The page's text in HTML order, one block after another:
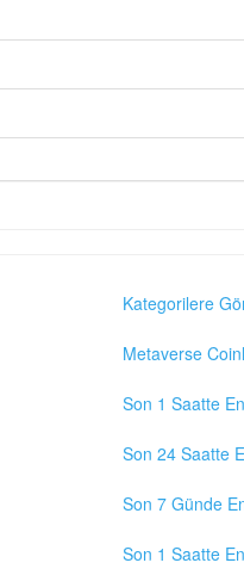
Kategorilere
Metaverse
Son 1 Saatte
Son 24 Saatte
Son 7 Günde
Son 1 Saatte